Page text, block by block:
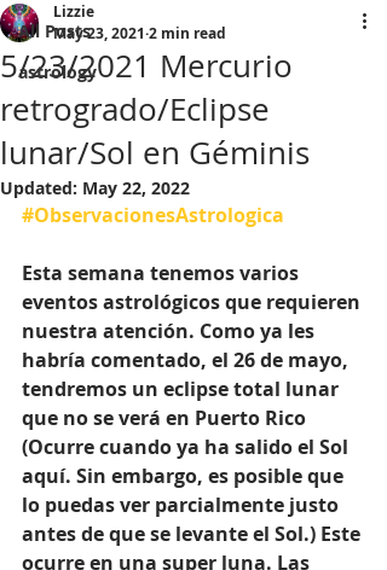
All Posts
astrology
5/23/2021 Mercurio
retrogrado/Eclipse
lunar/Sol en Géminis
Lizzie
May 23, 2021 2 min read
Updated: May 22, 2022
#ObservacionesAstrologica
Esta semana tenemos varios
eventos astrológicos que requieren
nuestra atención. Como ya les
habría comentado, el 26 de mayo,
tendremos un eclipse total lunar
que no se verá en Puerto Rico
(Ocurre cuando ya ha salido el Sol
aquí. Sin embargo, es posible que
lo puedas ver parcialmente justo
antes de que se levante el Sol.) Este
ocurre en una super luna. Las